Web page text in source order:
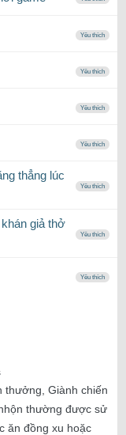
Yêu thích
Yêu thích
Yêu thích
Yêu thích
thẳng lúc
Yêu thích
giả thở
Yêu thích
Yêu thích
thưởng, Giành chiến
thường được sử
ăn đồng xu hoặc